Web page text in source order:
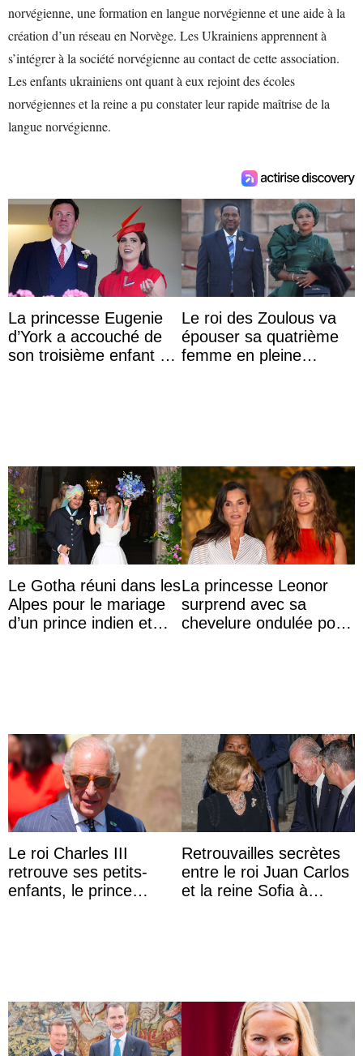
norvégienne, une formation en langue norvégienne et une aide à la
création d’un réseau en Norvège. Les Ukrainiens apprennent à
s’intégrer à la société norvégienne au contact de cette association.
Les enfants ukrainiens ont quant à eux rejoint des écoles
norvégiennes et la reine a pu constater leur rapide maîtrise de la
langue norvégienne.
La princesse Eugenie
d’York a accouché de
son troisième enfant et
Le roi des Zoulous va
épouser sa quatrième
femme en pleine
Le Gotha réuni dans les
Alpes pour le mariage
d’un prince indien et
La princesse Leonor
surprend avec sa
chevelure ondulée pour
Le roi Charles III
retrouve ses petits-
enfants, le prince
Retrouvailles secrètes
entre le roi Juan Carlos
et la reine Sofia à